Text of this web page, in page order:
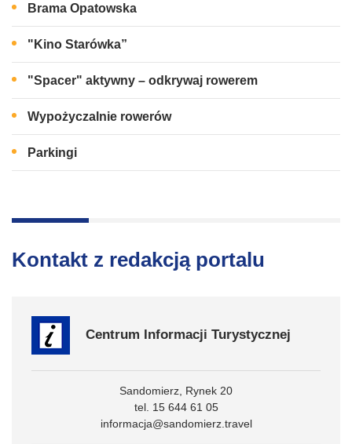
Brama Opatowska
"Kino Starówka”
"Spacer" aktywny – odkrywaj rowerem
Wypożyczalnie rowerów
Parkingi
Kontakt z redakcją portalu
Centrum Informacji Turystycznej
Sandomierz, Rynek 20
tel. 15 644 61 05
informacja@sandomierz.travel